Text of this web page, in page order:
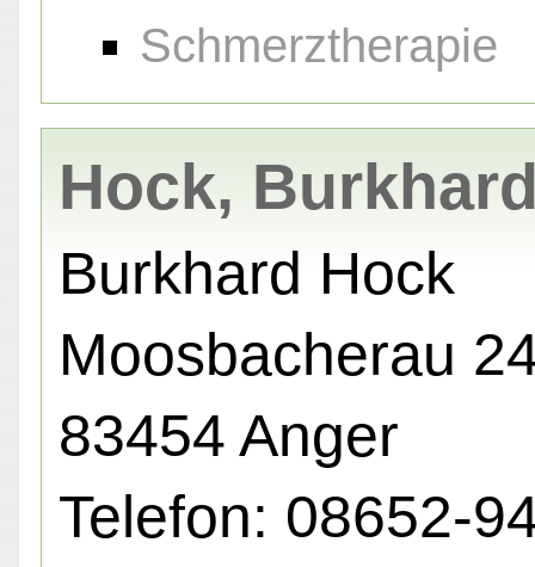
Schmerztherapie
Hock,
Burkhard Hock
Moosbacherau
83454 Anger
Telefon: 08652-